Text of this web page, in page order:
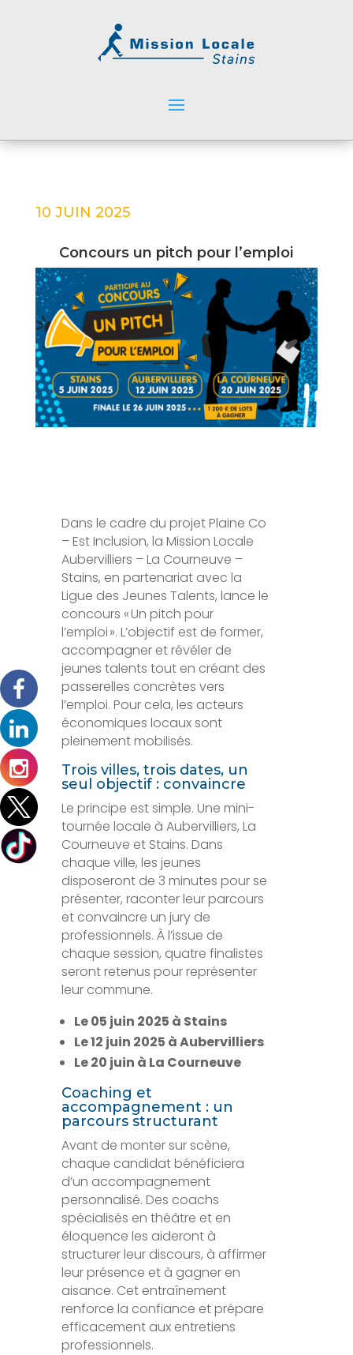
10 JUIN 2025
Concours un pitch pour l’emploi
Dans le cadre du projet Plaine Co
– Est Inclusion, la Mission Locale
Aubervilliers – La Courneuve –
Stains, en partenariat avec la
Ligue des Jeunes Talents, lance le
concours « Un pitch pour
l’emploi ». L’objectif est de former,
accompagner et révéler de
jeunes talents tout en créant des
passerelles concrètes vers
l’emploi. Pour cela, les acteurs
économiques locaux sont
pleinement mobilisés.
Trois villes, trois dates, un
seul objectif : convaincre
Le principe est simple. Une mini-
tournée locale à Aubervilliers, La
Courneuve et Stains. Dans
chaque ville, les jeunes
disposeront de 3 minutes pour se
présenter, raconter leur parcours
et convaincre un jury de
professionnels. À l’issue de
chaque session, quatre finalistes
seront retenus pour représenter
leur commune.
Le 05 juin 2025 à Stains
Le 12 juin 2025 à Aubervilliers
Le 20 juin à La Courneuve
Coaching et
accompagnement : un
parcours structurant
Avant de monter sur scène,
chaque candidat bénéficiera
d’un accompagnement
personnalisé. Des coachs
spécialisés en théâtre et en
éloquence les aideront à
structurer leur discours, à affirmer
leur présence et à gagner en
aisance. Cet entraînement
renforce la confiance et prépare
efficacement aux entretiens
professionnels.